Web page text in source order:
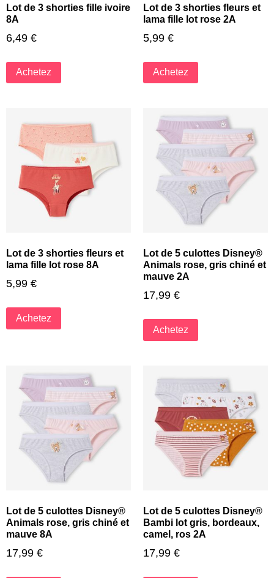
Lot de 3 shorties fille ivoire
8A
6,49 €
Achetez
Lot de 3 shorties fleurs et
lama fille lot rose 2A
5,99 €
Achetez
Lot de 3 shorties fleurs et
lama fille lot rose 8A
5,99 €
Achetez
Lot de 5 culottes Disney®
Animals rose, gris chiné et
mauve 2A
17,99 €
Achetez
Lot de 5 culottes Disney®
Animals rose, gris chiné et
mauve 8A
17,99 €
Lot de 5 culottes Disney®
Bambi lot gris, bordeaux,
camel, ros 2A
17,99 €